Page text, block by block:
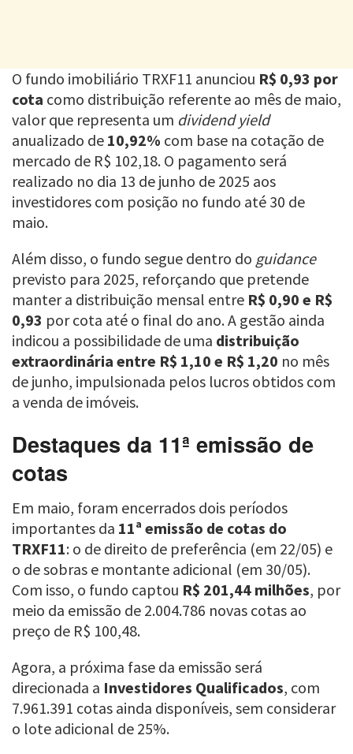
O fundo imobiliário TRXF11 anunciou R$ 0,93 por
cota como distribuição referente ao mês de maio,
valor que representa um dividend yield
anualizado de 10,92% com base na cotação de
mercado de R$ 102,18. O pagamento será
realizado no dia 13 de junho de 2025 aos
investidores com posição no fundo até 30 de
maio.
Além disso, o fundo segue dentro do guidance
previsto para 2025, reforçando que pretende
manter a distribuição mensal entre R$ 0,90 e R$
0,93 por cota até o final do ano. A gestão ainda
indicou a possibilidade de uma distribuição
extraordinária entre R$ 1,10 e R$ 1,20 no mês
de junho, impulsionada pelos lucros obtidos com
a venda de imóveis.
Destaques da 11ª emissão de
cotas
Em maio, foram encerrados dois períodos
importantes da 11ª emissão de cotas do
TRXF11: o de direito de preferência (em 22/05) e
o de sobras e montante adicional (em 30/05).
Com isso, o fundo captou R$ 201,44 milhões, por
meio da emissão de 2.004.786 novas cotas ao
preço de R$ 100,48.
Agora, a próxima fase da emissão será
direcionada a Investidores Qualificados, com
7.961.391 cotas ainda disponíveis, sem considerar
o lote adicional de 25%.